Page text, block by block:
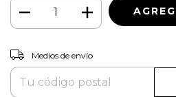
Entregas para el CP:
Medios de envío